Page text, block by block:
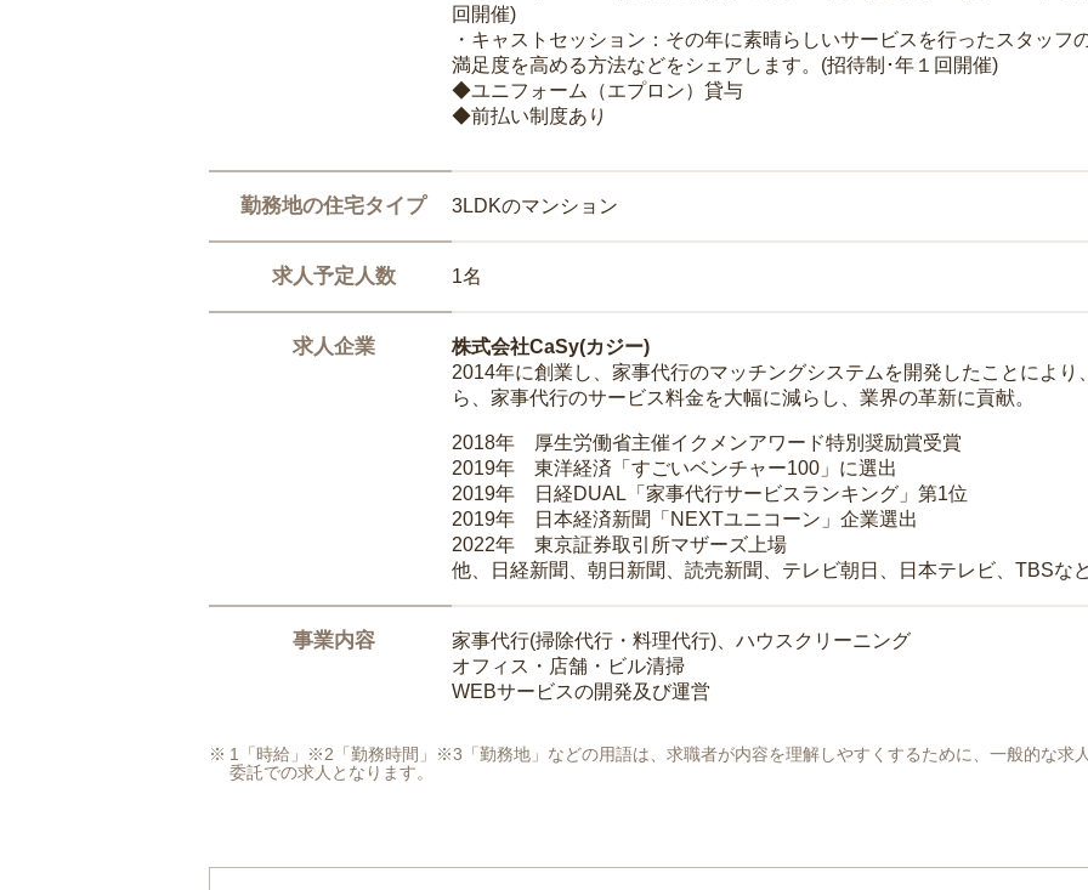
回開催)
・キャストセッション：その年に素晴らしいサービスを行ったスタッ
満足度を高める方法などをシェアします。(招待制･年１回開催)
◆ユニフォーム（エプロン）貸与
◆前払い制度あり
勤務地の住宅タイプ 3LDKのマンション
求人予定人数 1名
求人企業
株式会社CaSy(カジー)
2014年に創業し、家事代行のマッチングシステムを開発したことによ
ら、家事代行のサービス料金を大幅に減らし、業界の革新に貢献。
2018年 厚生労働省主催イクメンアワード特別奨励賞受賞
2019年 東洋経済「すごいベンチャー100」に選出
2019年 日経DUAL「家事代行サービスランキング」第1位
2019年 日本経済新聞「NEXTユニコーン」企業選出
2022年 東京証券取引所マザーズ上場
他、日経新聞、朝日新聞、読売新聞、テレビ朝日、日本テレビ、TBSな
事業内容
家事代行(掃除代行・料理代行)、ハウスクリーニング
オフィス・店舗・ビル清掃
WEBサービスの開発及び運営
1「時給」※2「勤務時間」※3「勤務地」などの用語は、求職者が内容を理解しやすくするために、一般的な求
委託での求人となります。